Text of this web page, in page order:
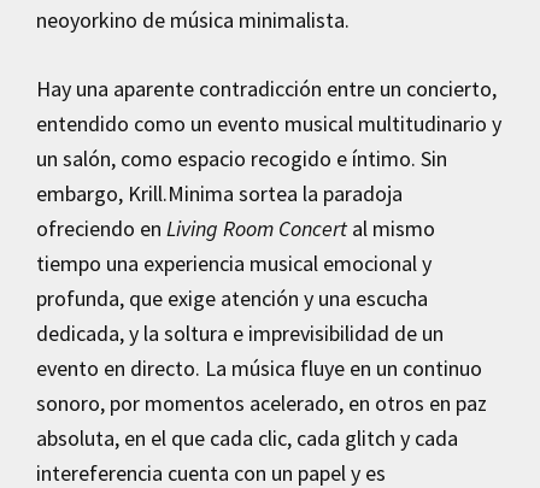
neoyorkino de música minimalista.
Hay una aparente contradicción entre un concierto,
entendido como un evento musical multitudinario y
un salón, como espacio recogido e íntimo. Sin
embargo, Krill.Minima sortea la paradoja
ofreciendo en Living Room Concert al mismo
tiempo una experiencia musical emocional y
profunda, que exige atención y una escucha
dedicada, y la soltura e imprevisibilidad de un
evento en directo. La música fluye en un continuo
sonoro, por momentos acelerado, en otros en paz
absoluta, en el que cada clic, cada glitch y cada
intereferencia cuenta con un papel y es